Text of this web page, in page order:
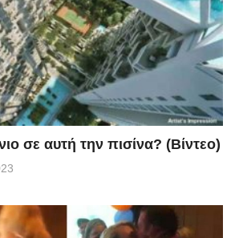
σε αυτή την πισίνα? (Βίντεο)